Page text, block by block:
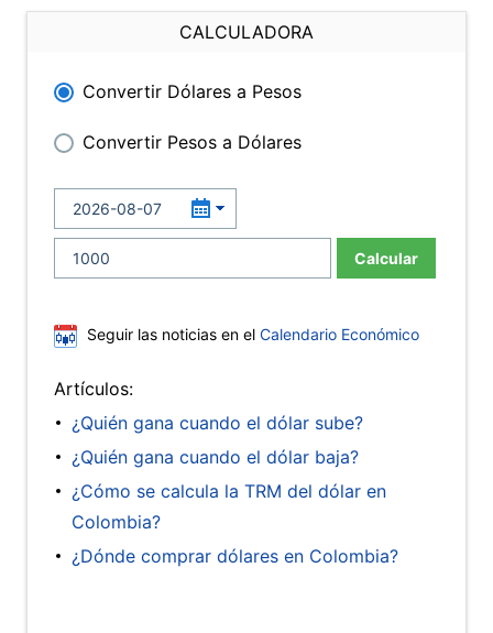
CALCULADORA
Convertir Dólares a Pesos
Convertir Pesos a Dólares
Calcular
Seguir las noticias en el Calendario Económico
Artículos:
¿Quién gana cuando el dólar sube?
¿Quién gana cuando el dólar baja?
¿Cómo se calcula la TRM del dólar en
Colombia?
¿Dónde comprar dólares en Colombia?